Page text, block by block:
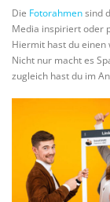
Die Fotorahmensind
Media inspiriert oder
Hiermit hast du einen
Nicht nur macht es
zugleich hast du im